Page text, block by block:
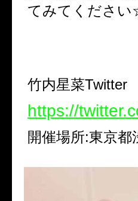
てみてくださ
竹内星菜Twitter
https://
開催場所:東京都